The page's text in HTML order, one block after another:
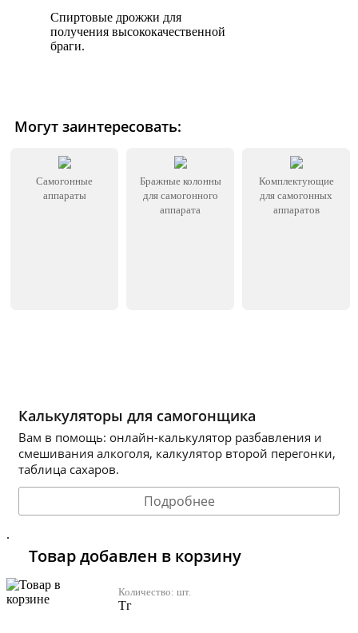
Спиртовые дрожжи для
получения высококачественной
браги.
Могут заинтересовать:
Самогонные
аппараты
Бражные колонны
для самогонного
аппарата
Комплектующие
для самогонных
аппаратов
Калькуляторы для самогонщика
Вам в помощь: онлайн-калькулятор разбавления и
смешивания алкоголя, калкулятор второй перегонки,
таблица сахаров.
Подробнее
.
Товар добавлен в корзину
Количество: шт.
Тг